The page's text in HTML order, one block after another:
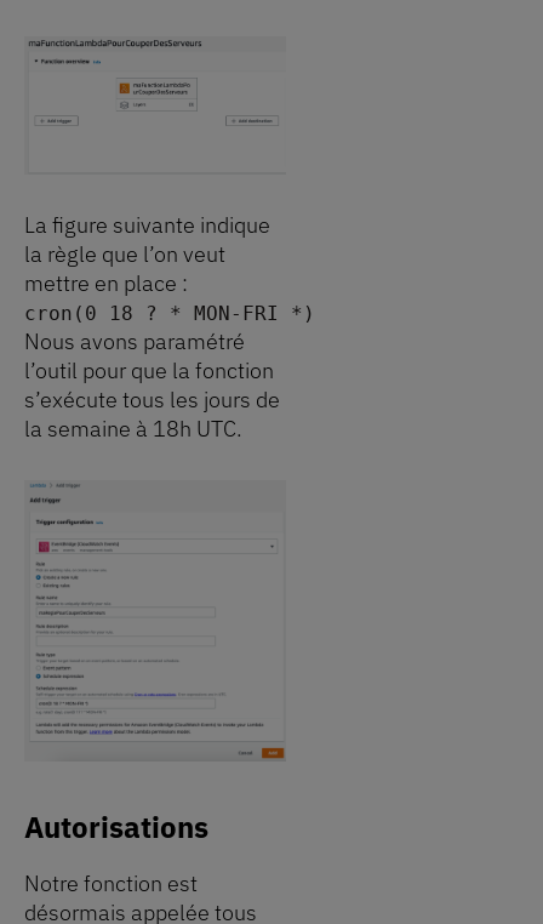
La figure suivante indique
la règle que l’on veut
mettre en place :
cron(0 18 ? * MON-FRI *)
Nous avons paramétré
l’outil pour que la fonction
s’exécute tous les jours de
la semaine à 18h UTC.
Autorisations
Notre fonction est
désormais appelée tous